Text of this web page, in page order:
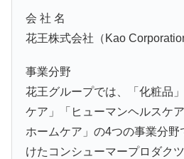
会 社 名
花王株式会社（Kao
事業分野
花王グループでは、「化粧品
ケア」「ヒューマンヘルスケ
ホームケア」の4つの事業分野
けたコンシューマープロダク